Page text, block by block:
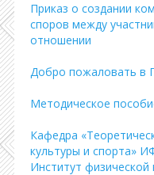
Приказ о создании
споров между
отношении
Добро пожаловать в
Методическое
Кафедра
культуры и спорта»
Институт физической